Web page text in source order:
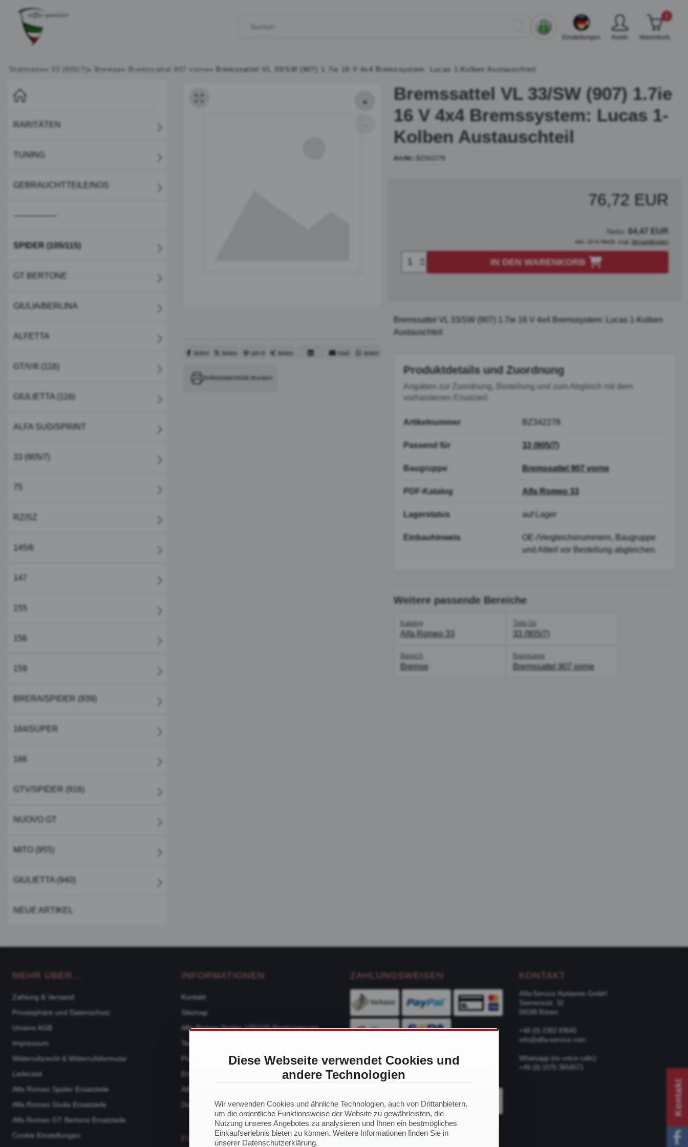
Einstellungen Konto Warenkorb
Startseite» » Bremse» Bremssattel 907 vorne» Bremssattel VL 33/SW (907) 1.7ie 16 V 4x4 Bremssystem: Lucas 1-Kolben Austauschteil
RARITÄTEN
TUNING
GEBRAUCHTTEILE/NOS
SPIDER (105/115)
GT BERTONE
GIULIA/BERLINA
ALFETTA
GT/V/6 (116)
GIULIETTA (116)
ALFA SUD/SPRINT
33 (905/7)
75
RZ/SZ
145/6
147
156
BRERA/SPIDER (939)
164/SUPER
166
GTV/SPIDER (916)
NUOVO GT
MITO (955)
GIULIETTA (940)
NEUE ARTIKEL
teilen teilen pin it
teilen
mail teilen
Artikeldatenblatt drucken
Bremssattel VL 33/SW (907) 1.7ie
16 V 4x4 Bremssystem: Lucas 1-
Kolben Austauschteil
Art.Nr.: BZ342278
76,72 EUR
Netto: 64,47 EUR
inkl. 19 % MwSt. zzgl. Versandkosten
IN DEN WARENKORB
Bremssattel VL 33/SW (907) 1.7ie 16 V 4x4 Bremssystem: Lucas 1-Kolben
Austauschteil
Produktdetails und Zuordnung
Angaben zur Zuordnung, Bestellung und zum Abgleich mit dem
vorhandenen Ersatzteil.
Artikelnummer BZ342278
Passend für 33 (905/7)
Baugruppe Bremssattel 907 vorne
PDF-Katalog Alfa Romeo 33
Lagerstatus auf Lager
Einbauhinweis
OE-/Vergleichsnummern, Baugruppe
und Altteil vor Bestellung abgleichen.
Weitere passende Bereiche
Katalog
Alfa Romeo 33
Teile für
33 (905/7)
Bereich
Bremse
Baugruppe
Bremssattel 907 vorne
MEHR ÜBER...
Zahlung & Versand
Privatsphäre und Datenschutz
Unsere AGB
Impressum
Widerrufsrecht & Widerrufsformular
Lieferzeit
Alfa Romeo Spider Ersatzteile
Alfa Romeo Giulia Ersatzteile
Alfa Romeo GT Bertone Ersatzteile
Cookie Einstellungen
INFORMATIONEN
Kontakt
Sitemap
Alfa Romeo Spider 105/115 Restaurierung
Team
Produktkataloge
Ersatzteile nach Modell
Alfa Romeo 105 Ersatzteile
Downloads
FOLGE UNS
Kontakt
ZAHLUNGSWEISEN
VERSANDDIENSTLEISTER
KONTAKT
Alfa-Service Hurtienne GmbH
Siemensstr. 32
59199 Bönen
+49 (0) 2383 93640
info@alfa-service.com
Whatsapp (no voice calls):
+49 (0) 1575 3654571
Diese Webseite verwendet Cookies und
andere Technologien
Wir verwenden Cookies und ähnliche Technologien, auch von Drittanbietern,
um die ordentliche Funktionsweise der Website zu gewährleisten, die
Nutzung unseres Angebotes zu analysieren und Ihnen ein bestmögliches
Einkaufserlebnis bieten zu können. Weitere Informationen finden Sie in
unserer Datenschutzerklärung.